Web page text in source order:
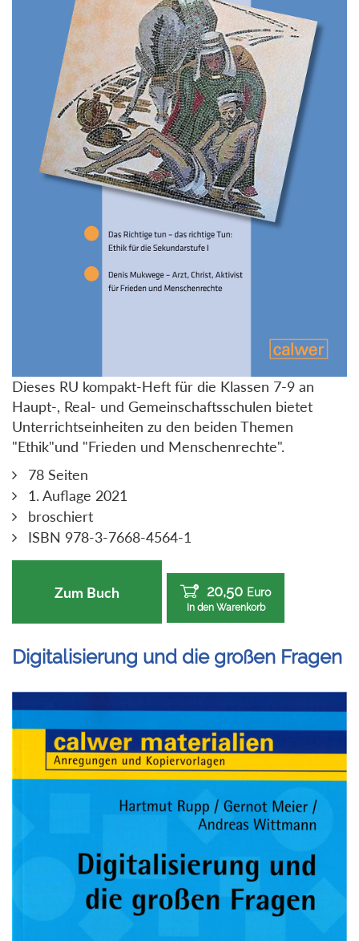
Dieses RU kompakt-Heft für die Klassen 7-9 an
Haupt-, Real- und Gemeinschaftsschulen bietet
Unterrichtseinheiten zu den beiden Themen
"Ethik"und "Frieden und Menschenrechte".
78 Seiten
1. Auflage 2021
broschiert
ISBN 978-3-7668-4564-1
Zum Buch 20,50 Euro
In den Warenkorb
Digitalisierung und die großen Fragen